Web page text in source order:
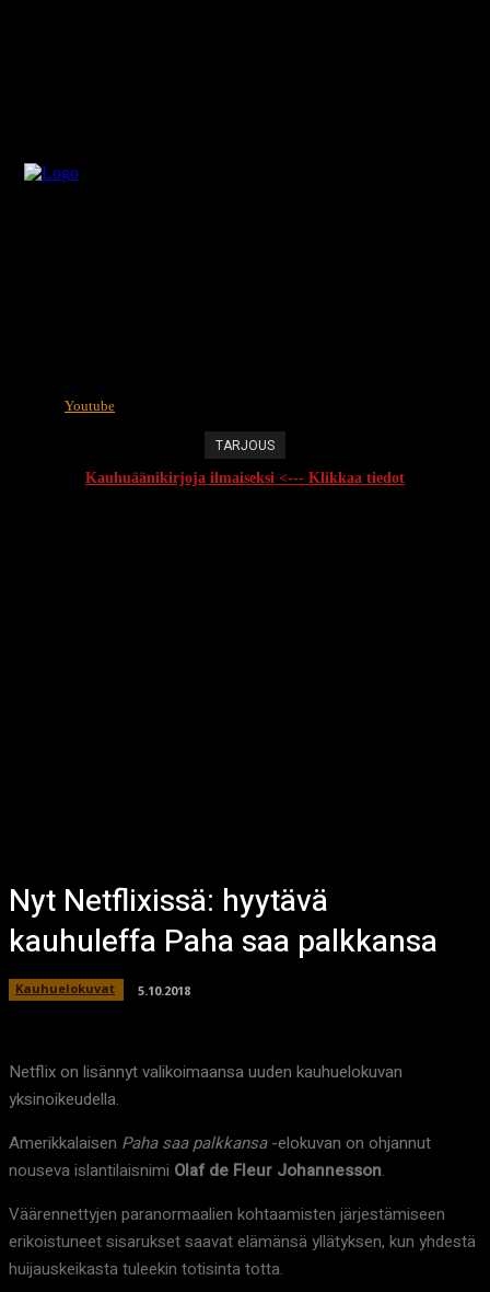
Youtube
TARJOUS
Kauhuäänikirjoja ilmaiseksi <--- Klikkaa tiedot
Nyt Netflixissä: hyytävä
kauhuleffa Paha saa palkkansa
Kauhuelokuvat 5.10.2018
Netflix on lisännyt valikoimaansa uuden kauhuelokuvan
yksinoikeudella.
Amerikkalaisen Paha saa palkkansa-elokuvan on ohjannut
nouseva islantilaisnimi Olaf de Fleur Johannesson.
Väärennettyjen paranormaalien kohtaamisten järjestämiseen
erikoistuneet sisarukset saavat elämänsä yllätyksen, kun yhdestä
huijauskeikasta tuleekin totisinta totta.